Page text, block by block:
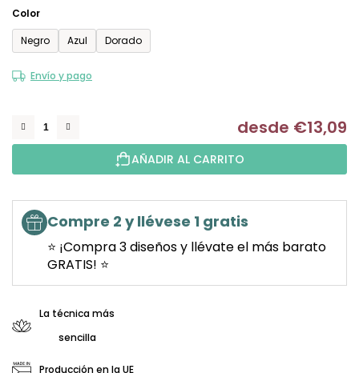
Color
Negro
Azul Dorado
Envío y pago
desde €13,09
AÑADIR AL CARRITO
Compre 2 y llévese 1 gratis
⭐ ¡Compra 3 diseños y llévate el más barato
GRATIS! ⭐
La técnica más
sencilla
Producción en la UE